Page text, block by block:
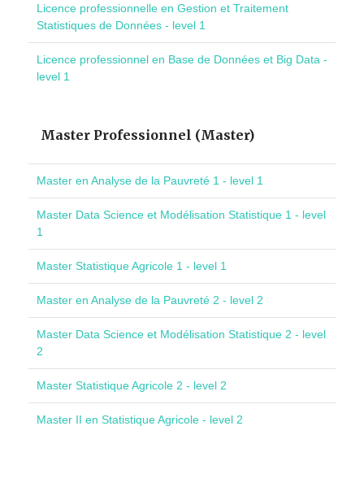
Licence professionnelle en Gestion et Traitement
Statistiques de Données - level 1
Licence professionnel en Base de Données et Big Data -
level 1
Master Professionnel (Master)
Master en Analyse de la Pauvreté 1 - level 1
Master Data Science et Modélisation Statistique 1 - level
1
Master Statistique Agricole 1 - level 1
Master en Analyse de la Pauvreté 2 - level 2
Master Data Science et Modélisation Statistique 2 - level
2
Master Statistique Agricole 2 - level 2
Master II en Statistique Agricole - level 2